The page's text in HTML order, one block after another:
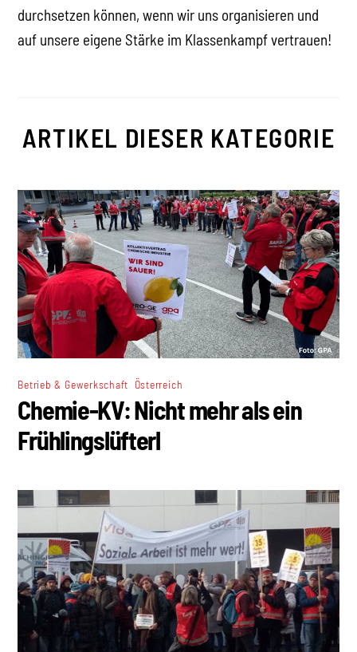
durchsetzen können, wenn wir uns organisieren und
auf unsere eigene Stärke im Klassenkampf vertrauen!
ARTIKEL DIESER KATEGORIE
Betrieb & Gewerkschaft Österreich
Chemie-KV: Nicht mehr als ein
Frühlingslüfterl